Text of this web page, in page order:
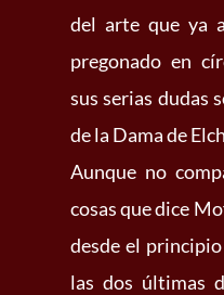
del arte que ya
pregonado en
sus serias dudas
de la Dama de
Aunque no
cosas que dice
desde el
las dos últimas